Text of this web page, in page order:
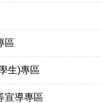
區
生)專區
宣導專區